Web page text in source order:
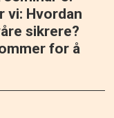
vi: Hvordan
sikrere?
for å